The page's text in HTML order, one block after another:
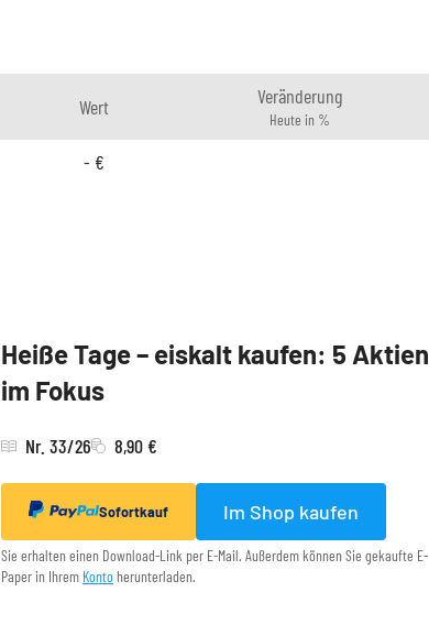
Wert Veränderung
Heute in %
- €
Heiße Tage – eiskalt kaufen: 5 Aktien
im Fokus
Nr. 33/26 8,90 €
Sofortkauf Im Shop kaufen
Sie erhalten einen Download-Link per E-Mail. Außerdem können Sie gekaufte E-
Paper in Ihrem Konto herunterladen.